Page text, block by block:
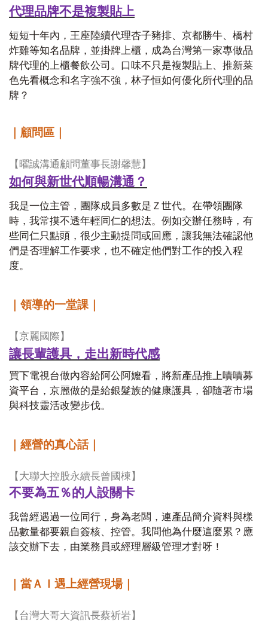
代理品牌不是複製貼上
短短十年內，王座陸續代理杏子豬排、京都勝牛、橋村
炸雞等知名品牌，並掛牌上櫃，成為台灣第一家專做品
牌代理的上櫃餐飲公司。口味不只是複製貼上、推新菜
色先看概念和名字強不強，林子恒如何優化所代理的品
牌？
｜顧問區｜
【曜誠溝通顧問董事長謝馨慧】
如何與新世代順暢溝通？
我是一位主管，團隊成員多數是Ｚ世代。在帶領團隊
時，我常摸不透年輕同仁的想法。例如交辦任務時，有
些同仁只點頭，很少主動提問或回應，讓我無法確認他
們是否理解工作要求，也不確定他們對工作的投入程
度。
｜領導的一堂課｜
【京麗國際】
讓長輩護具，走出新時代感
買下電視台做內容給阿公阿嬤看，將新產品推上嘖嘖募
資平台，京麗做的是給銀髮族的健康護具，卻隨著市場
與科技靈活改變步伐。
｜經營的真心話｜
【大聯大控股永續長曾國棟】
不要為五％的人設關卡
我曾經遇過一位同行，身為老闆，連產品簡介資料與樣
品數量都要親自簽核、控管。我問他為什麼這麼累？應
該交辦下去，由業務員或經理層級管理才對呀！
｜當ＡＩ遇上經營現場｜
【台灣大哥大資訊長蔡祈岩】